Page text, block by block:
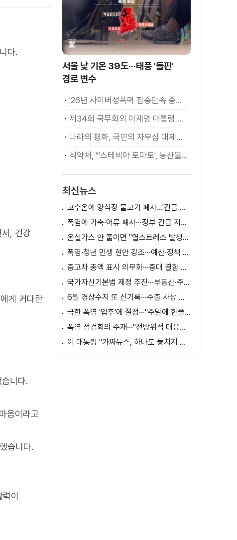
다.
, 건강
게 커다란
니다.
음이라고
습니다.
이
서울 낮 기온 39도···태풍 '돌핀'
경로 변수
'26년 사이버성폭력 집중단속 중간성과 발표···향후 추진계획은?
제34회 국무회의 이재명 대통령 모두발언
나라의 평화, 국민의 자부심 대체불가 대한민국 이재명 대통령 모두말씀
식약처, "'스테비아 토마토', 농산물 아닌 가공식품"
최신뉴스
고수온에 양식장 물고기 폐사...'긴급 방류' 지원
폭염에 가축·어류 폐사···정부 긴급 지원책 마련
온실가스 안 줄이면 "열스트레스 발생일 29배 증가"
폭염·청년 민생 현안 강조···예산·정책 방향 제시
중고차 총액 표시 의무화···중대 결함 시 '계약 해제'
국가자산기본법 제정 추진···부동산·주식 등 통합 관리
6월 경상수지 또 신기록···수출 사상 첫 1천억 달러
극한 폭염 '입추'에 절정···"주말에 한풀 꺾인다"
폭염 점검회의 주재···"전방위적 대응체계 가동"
이 대통령 "가짜뉴스, 하나도 놓치지 말고 바로잡아야"